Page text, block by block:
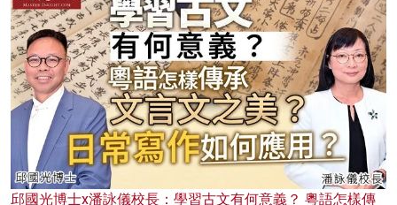
邱國光博士x潘詠儀校長：學習古文有何意義？ 粵語怎樣傳